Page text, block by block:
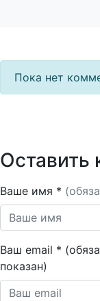
Пока нет
Оставить
Ваше имя *
Ваш email *
показан)